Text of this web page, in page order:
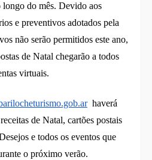
longo do mês. Devido aos
e preventivos adotados pela
não serão permitidos este ano,
de Natal chegarão a todos
virtuais.
haverá
de Natal, cartões postais
e todos os eventos que
o próximo verão.